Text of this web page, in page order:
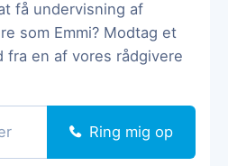
få undervisning af
som Emmi? Modtag et
fra en af vores rådgivere
Ring mig op